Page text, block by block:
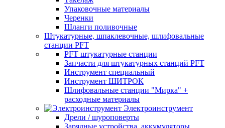
Упаковочные материалы
Черенки
Шланги поливочные
Штукатурные, шпаклевочные, шлифовальные
станции PFT
PFT штукатурные станции
Запчасти для штукатурных станций PFT
Инструмент специальный
Инструмент ШИТРОК
Шлифовальные станции "Мирка" +
расходные материалы
Электроинструмент
Дрели / шуроповерты
Зарядные устройства, аккумуляторы